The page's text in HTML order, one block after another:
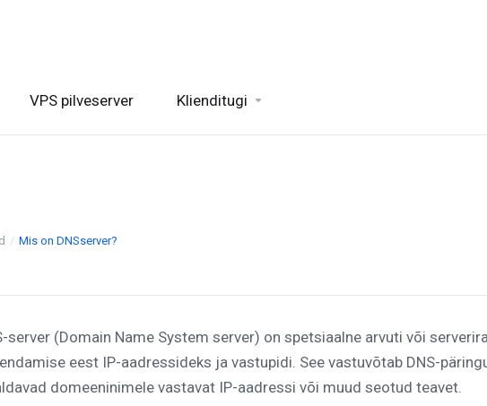
VPS pilveserver Klienditugi
Mis on DNSserver?
server (Domain Name System server) on spetsiaalne arvuti või
eest IP-aadressideks ja vastupidi. See vastuvõtab DNS-
domeeninimele vastavat IP-aadressi või muud seotud teavet.